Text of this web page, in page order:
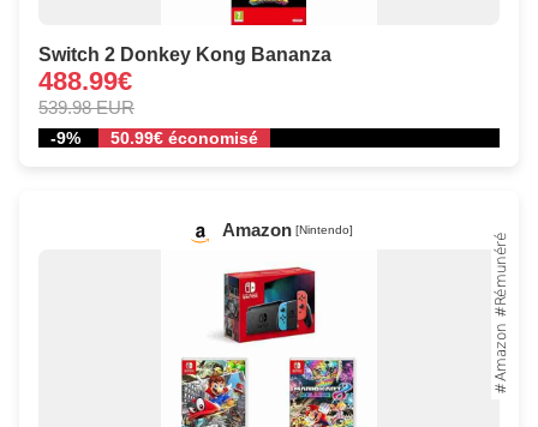
Switch 2 Donkey Kong Bananza
488.99€
539.98 EUR
-9% 50.99€ économisé
Amazon [Nintendo]